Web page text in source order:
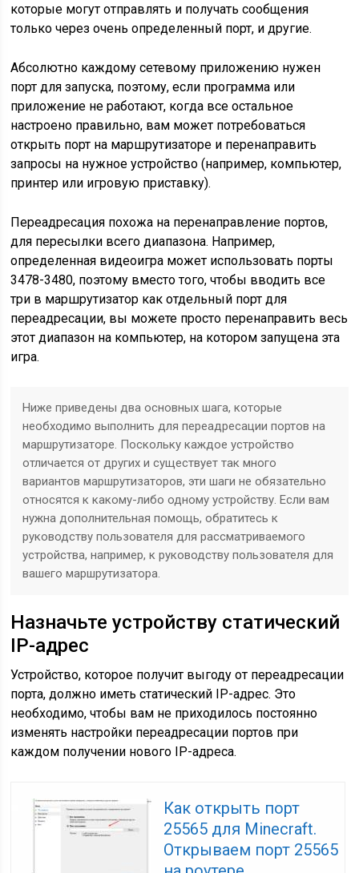
которые могут отправлять и получать сообщения
только через очень определенный порт, и другие.
Абсолютно каждому сетевому приложению нужен
порт для запуска, поэтому, если программа или
приложение не работают, когда все остальное
настроено правильно, вам может потребоваться
открыть порт на маршрутизаторе и перенаправить
запросы на нужное устройство (например, компьютер,
принтер или игровую приставку).
Переадресация похожа на перенаправление портов,
для пересылки всего диапазона. Например,
определенная видеоигра может использовать порты
3478-3480, поэтому вместо того, чтобы вводить все
три в маршрутизатор как отдельный порт для
переадресации, вы можете просто перенаправить весь
этот диапазон на компьютер, на котором запущена эта
игра.
Ниже приведены два основных шага, которые
необходимо выполнить для переадресации портов на
маршрутизаторе. Поскольку каждое устройство
отличается от других и существует так много
вариантов маршрутизаторов, эти шаги не обязательно
относятся к какому-либо одному устройству. Если вам
нужна дополнительная помощь, обратитесь к
руководству пользователя для рассматриваемого
устройства, например, к руководству пользователя для
вашего маршрутизатора.
Назначьте устройству статический
IP-адрес
Устройство, которое получит выгоду от переадресации
порта, должно иметь статический IP-адрес. Это
необходимо, чтобы вам не приходилось постоянно
изменять настройки переадресации портов при
каждом получении нового IP-адреса.
Как открыть порт
25565 для Minecraft.
Открываем порт 25565